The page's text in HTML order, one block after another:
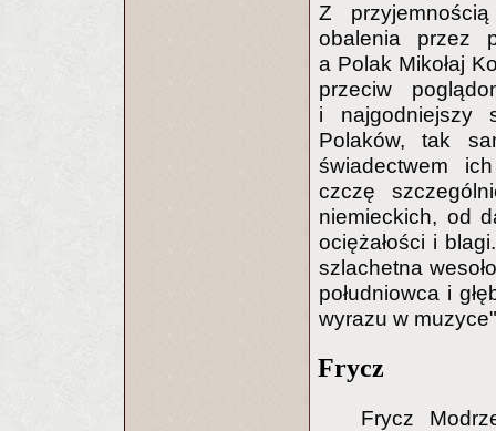
Z
obalenia przez
a Polak Mikołaj
przeciw
i najgodniejszy
Polaków, tak
świadectwem
czczę
niemieckich, od
ociężałości i
szlachetna
południowca i
wyrazu w
Frycz
Frycz